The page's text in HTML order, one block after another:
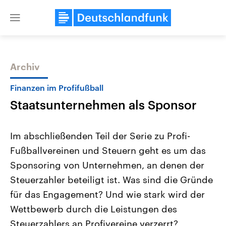
Close
Themen
Landtagswahl Sachsen-Anhalt
2026
Alle Informationen
Sachsen-Anhalt wählt am 6.
September 2026 einen neuen
Bundesland von einer Koalition aus
USA
Aktuelle Beiträge,
Hintergründe
Wirtschaftlich und
gehören die Vereinigten
den mächtigsten Ländern
mit großem Einfluss auf
Archiv
Finanzen im Profifußball
Staatsunternehmen als Sponsor
Im abschließenden Teil der Serie zu Profi-
Fußballvereinen und Steuern geht es um das
Sponsoring von Unternehmen, an denen der
Steuerzahler beteiligt ist. Was sind die Gründe
für das Engagement? Und wie stark wird der
Wettbewerb durch die Leistungen des
Steuerzahlers an Profivereine verzerrt?